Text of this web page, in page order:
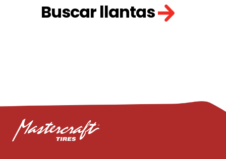
Buscar llantas